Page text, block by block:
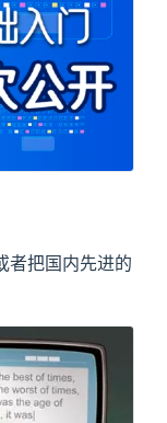
者把国内先进的